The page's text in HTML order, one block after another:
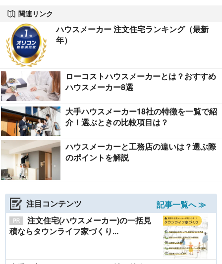
関連リンク
ハウスメーカー 注文住宅ランキング（最新
年）
ローコストハウスメーカーとは？おすすめ
ハウスメーカー8選
大手ハウスメーカー18社の特徴を一覧で紹
介！選ぶときの比較項目は？
ハウスメーカーと工務店の違いは？選ぶ際
のポイントを解説
注目コンテンツ
記事一覧へ ≫
注文住宅(ハウスメーカー)の一括見
積ならタウンライフ家づくり...